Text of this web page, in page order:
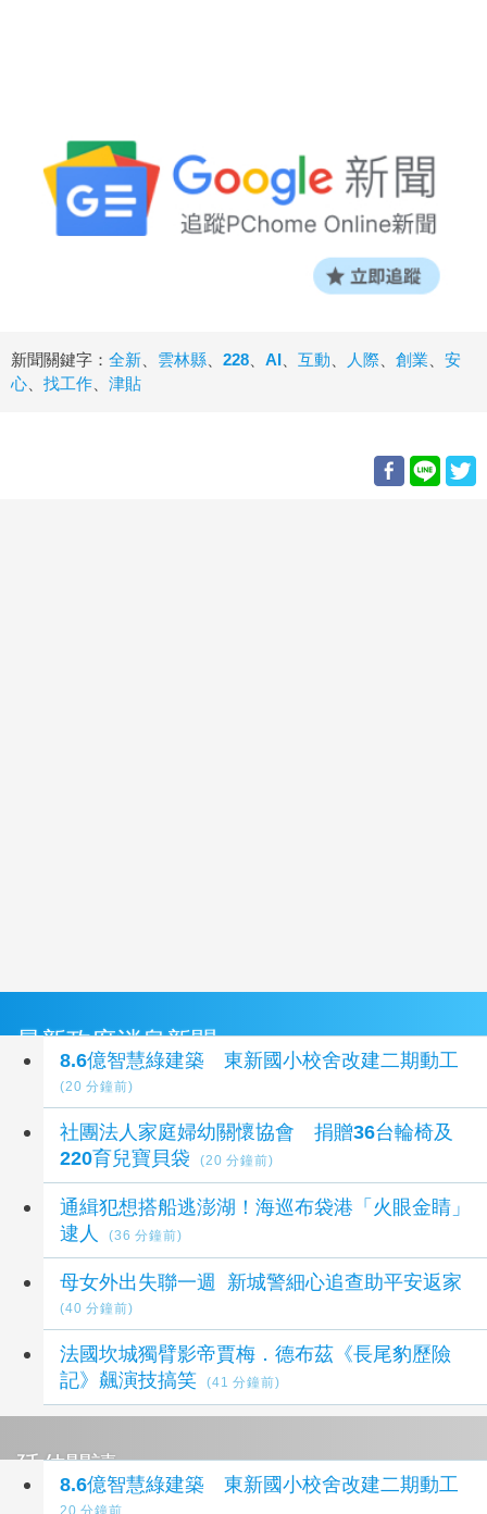
新聞關鍵字： 全新 雲林縣 228 AI 互動 人際 創業
安
心
找工作 津貼
最新政府消息新聞
8.6億智慧綠建築 東新國小校舍改建二期動工
(20 分鐘前)
社團法人家庭婦幼關懷協會 捐贈36台輪椅及
220育兒寶貝袋
(20 分鐘前)
通緝犯想搭船逃澎湖！海巡布袋港「火眼金睛」
逮人
(36 分鐘前)
母女外出失聯一週 新城警細心追查助平安返家
(40 分鐘前)
法國坎城獨臂影帝賈梅．德布茲《長尾豹歷險
記》飆演技搞笑
(41 分鐘前)
延伸閱讀
8.6億智慧綠建築 東新國小校舍改建二期動工
20 分鐘前